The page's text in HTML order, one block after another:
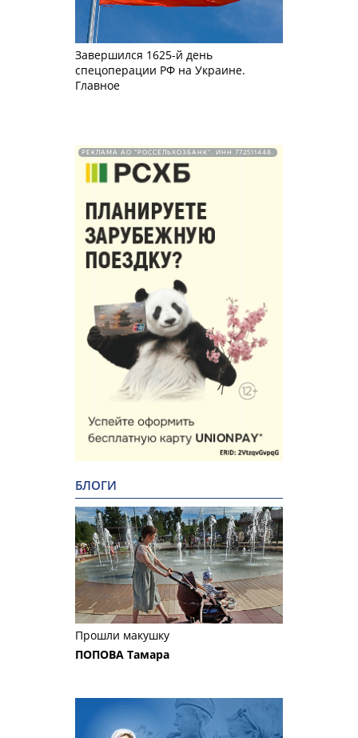
Завершился 1625-й день
спецоперации РФ на Украине.
Главное
РЕКЛАМА АО "РОССЕЛЬХОЗБАНК". ИНН 772511448.
БЛОГИ
Прошли макушку
ПОПОВА Тамара